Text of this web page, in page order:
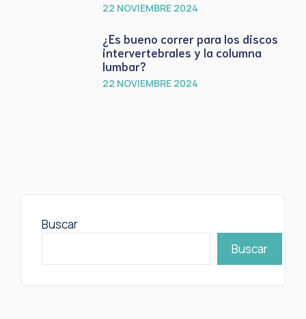
22 NOVIEMBRE 2024
¿Es bueno correr para los discos
intervertebrales y la columna
lumbar?
22 NOVIEMBRE 2024
Buscar
Buscar